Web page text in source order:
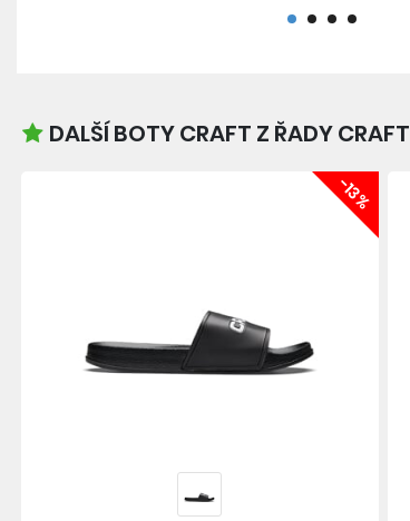
DALŠÍ BOTY CRAFT Z ŘADY CRAFT
-13%